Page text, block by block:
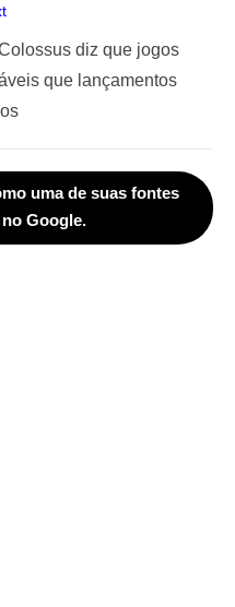
diz que jogos
que lançamentos
uma de suas fontes
Google.